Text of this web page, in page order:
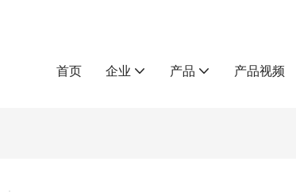
首页 企业 产品 产品视频